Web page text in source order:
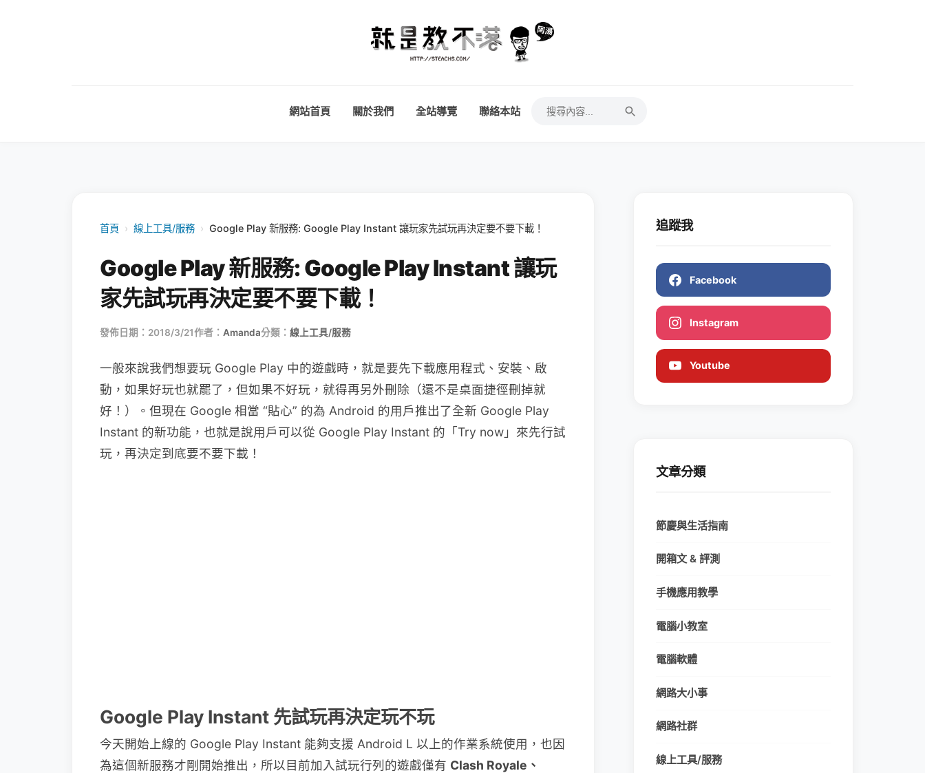
網站首頁 關於我們 全站導覽 聯絡本站
首頁 › 線上工具/服務 › Google Play 新服務: Google Play Instant 讓玩家先試玩再決定要不要下載！
Google Play 新服務: Google Play Instant 讓玩
家先試玩再決定要不要下載！
發佈日期：2018/3/21作者： Amanda分類： 線上工具/服務
一般來說我們想要玩 Google Play 中的遊戲時，就是要先下載應用程式、安裝、啟
動，如果好玩也就罷了，但如果不好玩，就得再另外刪除（還不是桌面捷徑刪掉就
好！）。但現在 Google 相當 “貼心” 的為 Android 的用戶推出了全新 Google Play
Instant 的新功能，也就是說用戶可以從 Google Play Instant 的「Try now」來先行試
玩，再決定到底要不要下載！
Google Play Instant 先試玩再決定玩不玩
今天開始上線的 Google Play Instant 能夠支援 Android L 以上的作業系統使用，也因
為這個新服務才剛開始推出，所以目前加入試玩行列的遊戲僅有 Clash Royale、
追蹤我
Facebook
Instagram
Youtube
文章分類
節慶與生活指南
開箱文 & 評測
手機應用教學
電腦小教室
電腦軟體
網路大小事
網路社群
線上工具/服務